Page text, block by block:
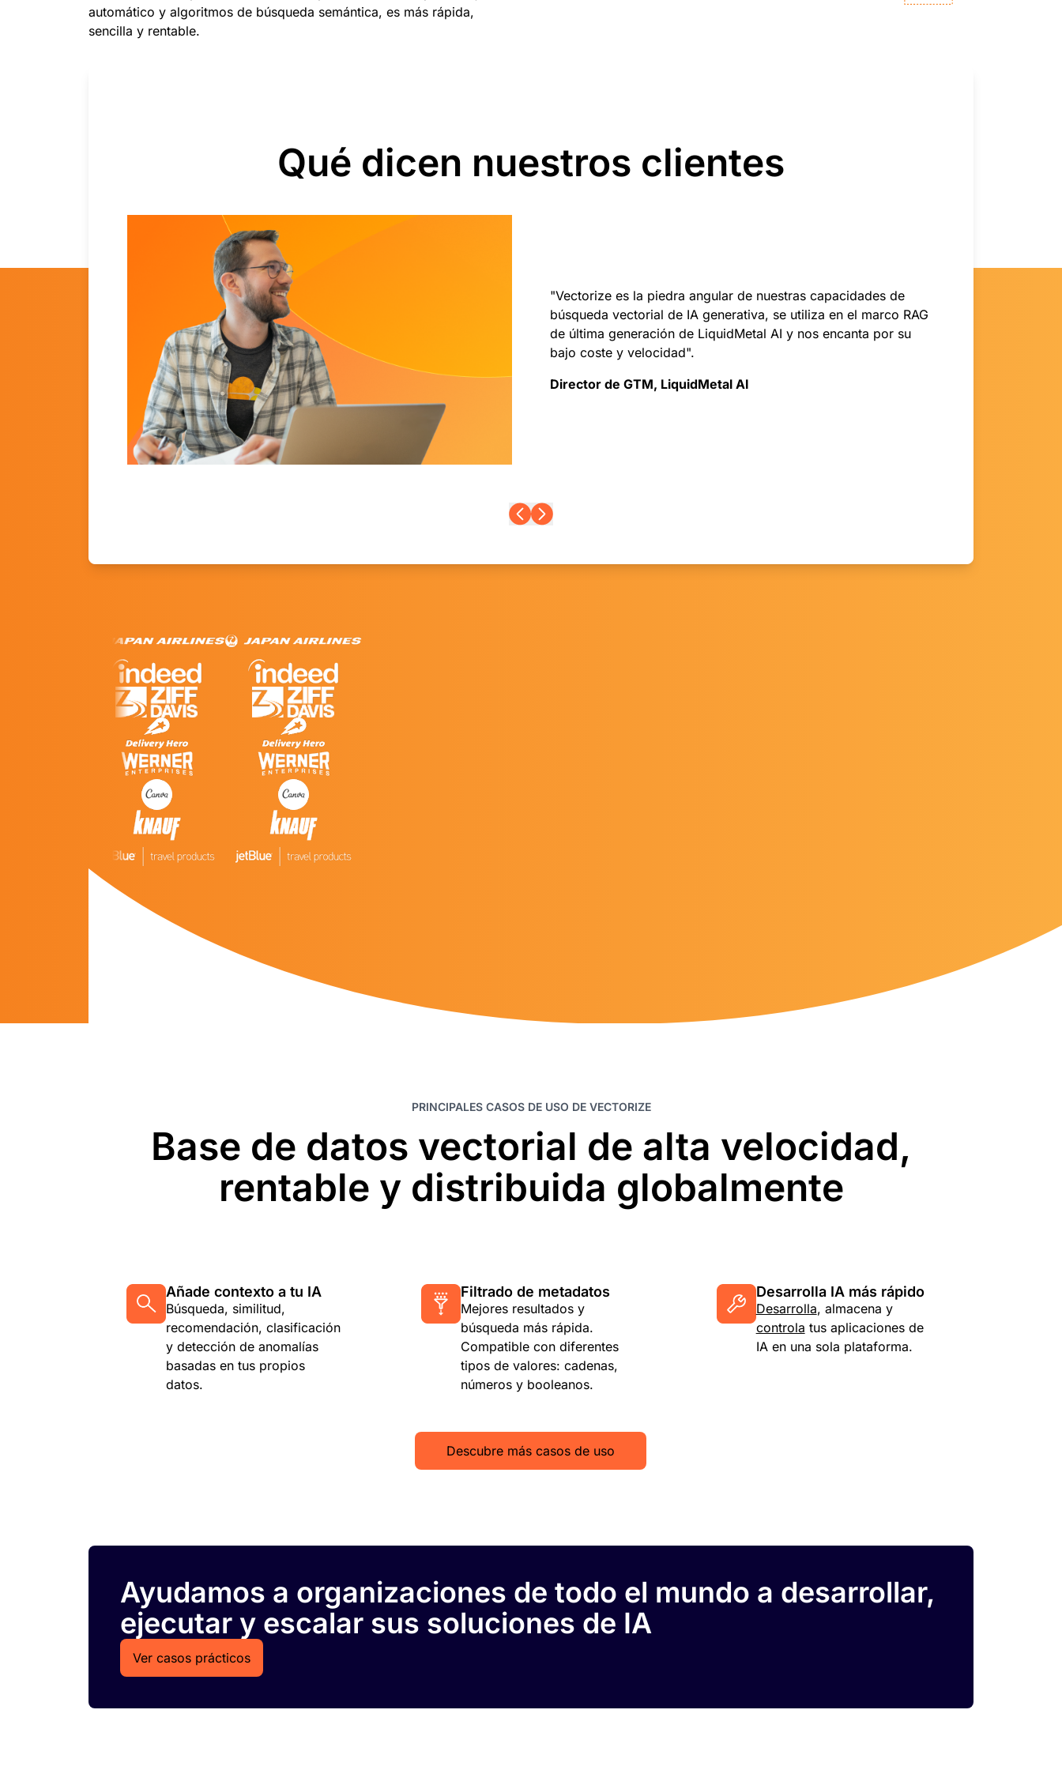
automático y algoritmos de búsqueda semántica, es más rápida,
sencilla y rentable.
Qué dicen nuestros clientes
"Vectorize es la piedra angular de nuestras capacidades de
búsqueda vectorial de IA generativa, se utiliza en el marco RAG
de última generación de LiquidMetal AI y nos encanta por su
bajo coste y velocidad".
Director de GTM, LiquidMetal AI
PRINCIPALES CASOS DE USO DE VECTORIZE
Base de datos vectorial de alta velocidad,
rentable y distribuida globalmente
Añade contexto a tu IA
Búsqueda, similitud,
recomendación, clasificación
y detección de anomalías
basadas en tus propios
datos.
Filtrado de metadatos
Mejores resultados y
búsqueda más rápida.
Compatible con diferentes
tipos de valores: cadenas,
números y booleanos.
Desarrolla IA más rápido
Desarrolla, almacena y
controla tus aplicaciones de
IA en una sola plataforma.
Descubre más casos de uso
Ayudamos a organizaciones de todo el mundo a desarrollar,
ejecutar y escalar sus soluciones de IA
Ver casos prácticos